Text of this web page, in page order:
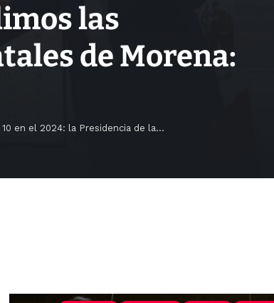
las
de Morena:
en el 2024: la Presidencia de la…